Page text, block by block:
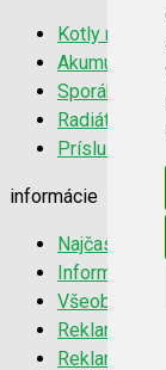
Kotly na
Akumulačné
Sporáky a
Radiátory
Príslušenstvo
informácie
Najčastejšie
Informácie o
Všeobecné
Reklamačný
Reklamačný